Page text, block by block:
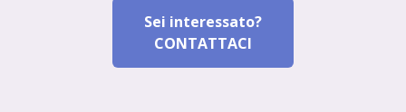
Sei interessato?
CONTATTACI